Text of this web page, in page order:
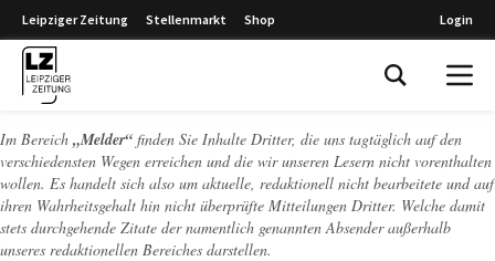
Leipziger Zeitung Stellenmarkt Shop Login
Im Bereich „Melder“ finden Sie Inhalte Dritter, die uns tagtäglich auf den
verschiedensten Wegen erreichen und die wir unseren Lesern nicht vorenthalten
wollen. Es handelt sich also um aktuelle, redaktionell nicht bearbeitete und auf
ihren Wahrheitsgehalt hin nicht überprüfte Mitteilungen Dritter. Welche damit
stets durchgehende Zitate der namentlich genannten Absender außerhalb
unseres redaktionellen Bereiches darstellen.